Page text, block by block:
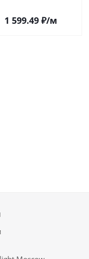
1 599.49₽/м